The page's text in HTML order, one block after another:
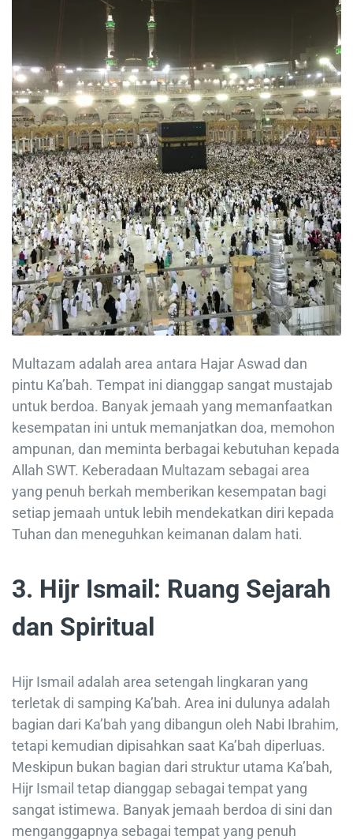
Multazam adalah area antara Hajar Aswad dan
pintu Ka’bah. Tempat ini dianggap sangat mustajab
untuk berdoa. Banyak jemaah yang memanfaatkan
kesempatan ini untuk memanjatkan doa, memohon
ampunan, dan meminta berbagai kebutuhan kepada
Allah SWT. Keberadaan Multazam sebagai area
yang penuh berkah memberikan kesempatan bagi
setiap jemaah untuk lebih mendekatkan diri kepada
Tuhan dan meneguhkan keimanan dalam hati.
3. Hijr Ismail: Ruang Sejarah
dan Spiritual
Hijr Ismail adalah area setengah lingkaran yang
terletak di samping Ka’bah. Area ini dulunya adalah
bagian dari Ka’bah yang dibangun oleh Nabi Ibrahim,
tetapi kemudian dipisahkan saat Ka’bah diperluas.
Meskipun bukan bagian dari struktur utama Ka’bah,
Hijr Ismail tetap dianggap sebagai tempat yang
sangat istimewa. Banyak jemaah berdoa di sini dan
menganggapnya sebagai tempat yang penuh